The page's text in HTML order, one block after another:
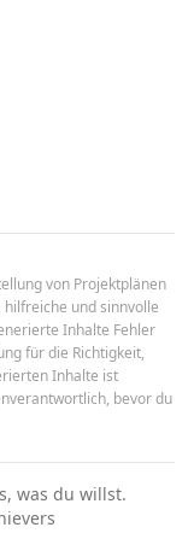
von Projektplänen
hilfreiche und sinnvolle
Inhalte Fehler
für die Richtigkeit,
Inhalte ist
bevor du
was du willst.